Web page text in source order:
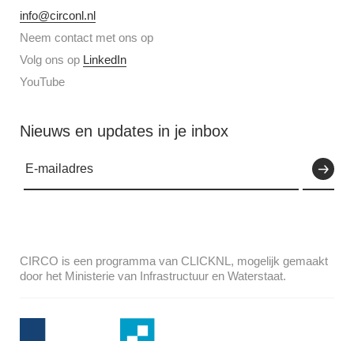
info@circonl.nl
Neem contact met ons op
Volg ons op LinkedIn
YouTube
Nieuws en updates in je inbox
CIRCO is een programma van CLICKNL, mogelijk gemaakt
door het Ministerie van Infrastructuur en Waterstaat.